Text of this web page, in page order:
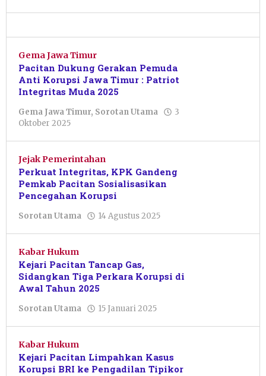
Cahyaningtias
Gema Jawa Timur
Pacitan Dukung Gerakan Pemuda
Anti Korupsi Jawa Timur : Patriot
Integritas Muda 2025
Gema Jawa Timur, Sorotan Utama
3
Oktober 2025
Azizah
Jejak Pemerintahan
Perkuat Integritas, KPK Gandeng
Pemkab Pacitan Sosialisasikan
Pencegahan Korupsi
Sorotan Utama 14 Agustus 2025
Kabar Hukum
Kejari Pacitan Tancap Gas,
Sidangkan Tiga Perkara Korupsi di
Awal Tahun 2025
Sorotan Utama 15 Januari 2025
Shalahuddin
Kabar Hukum
Kejari Pacitan Limpahkan Kasus
Korupsi BRI ke Pengadilan Tipikor